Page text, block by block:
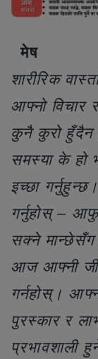
मेष
शारीरिक
आफ्नो विचार
कुनै कुरो
समस्या के हो
इच्छा
गर्नुहोस् –
सक्ने मान्छेसँग
आज आफ्नी
गर्नहोस्।
पुरस्कार र
प्रभावशाली